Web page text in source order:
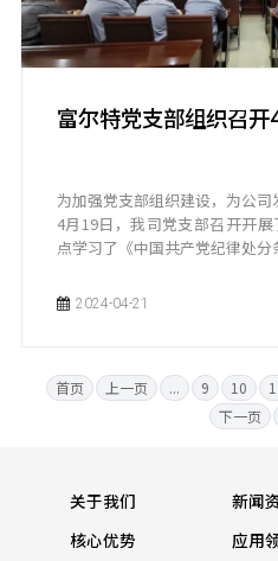
富尔特党支部组织召
为加强党支部组织建设，为公司
4月19日，我司党支部召开开
点学习了《中国共产党纪律处
2024-04-21
首页 上一页 ... 9 10
下一页
关于我们 新闻
核心优势
应用